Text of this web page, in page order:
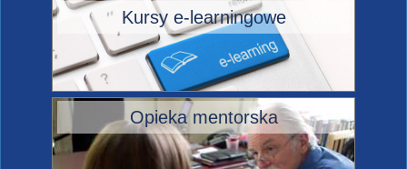
Kursy e-learningowe
Opieka mentorska